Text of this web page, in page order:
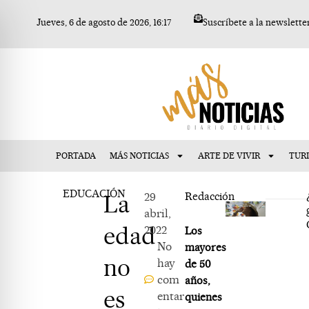
Jueves, 6 de agosto de 2026, 16:17 Suscríbete a la
PORTADA MÁS NOTICIAS ARTE DE VIVIR
EDUCACIÓN
La
edad
no
es
29
abril,
2022
No
hay
com
entar
Redacción
Los
mayores
de 50
años,
quienes